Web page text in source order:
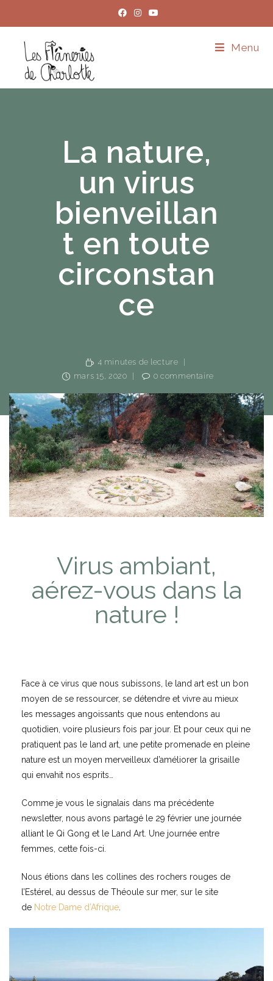
Menu
La nature,
un virus
bienveillan
t en toute
circonstan
ce
4 minutes de lecture
mars 15, 2020
0 commentaire
Virus ambiant,
aérez-vous dans la
nature !
Face à ce virus que nous subissons, le land art est un bon
moyen de se ressourcer, se détendre et vivre au mieux
les messages angoissants que nous entendons au
quotidien, voire plusieurs fois par jour. Et pour ceux qui ne
pratiquent pas le land art, une petite promenade en pleine
nature est un moyen merveilleux d’améliorer la grisaille
qui envahit nos esprits…
Comme je vous le signalais dans ma précédente
newsletter, nous avons partagé le 29 février une journée
alliant le Qi Gong et le Land Art. Une journée entre
femmes, cette fois-ci.
Nous étions dans les collines des rochers rouges de
l’Estérel, au dessus de Théoule sur mer, sur le site
de Notre Dame d’Afrique